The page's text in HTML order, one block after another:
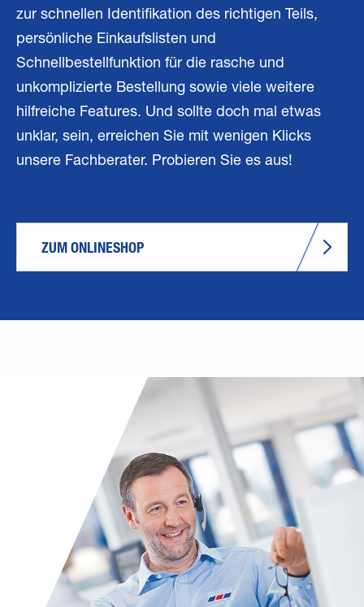
zur schnellen Identifikation des richtigen Teils,
persönliche Einkaufslisten und
Schnellbestellfunktion für die rasche und
unkomplizierte Bestellung sowie viele weitere
hilfreiche Features. Und sollte doch mal etwas
unklar, sein, erreichen Sie mit wenigen Klicks
unsere Fachberater. Probieren Sie es aus!
ZUM ONLINESHOP